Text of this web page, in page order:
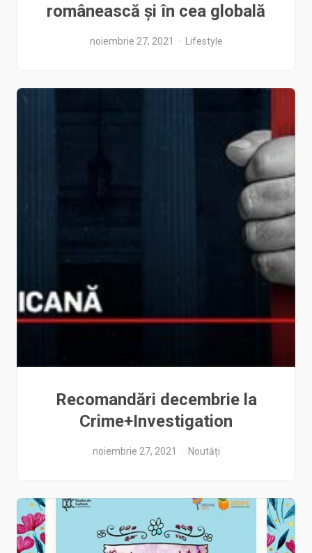
românească și în cea globală
noiembrie 27, 2021 Lifestyle
Recomandări decembrie la
Crime+Investigation
noiembrie 27, 2021 Noutăți